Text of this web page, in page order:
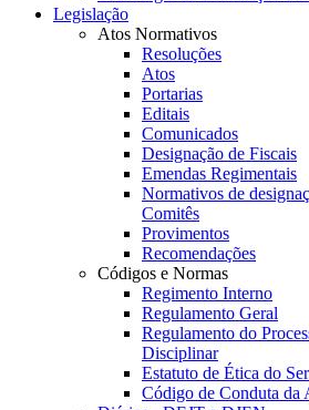
Legislação
Atos Normativos
Resoluções
Atos
Portarias
Editais
Comunicados
Designação de Fiscais
Emendas Regimentais
Normativos de
Comitês
Provimentos
Recomendações
Códigos e Normas
Regimento Interno
Regulamento Geral
Regulamento do
Disciplinar
Estatuto de Ética do
Código de Conduta da